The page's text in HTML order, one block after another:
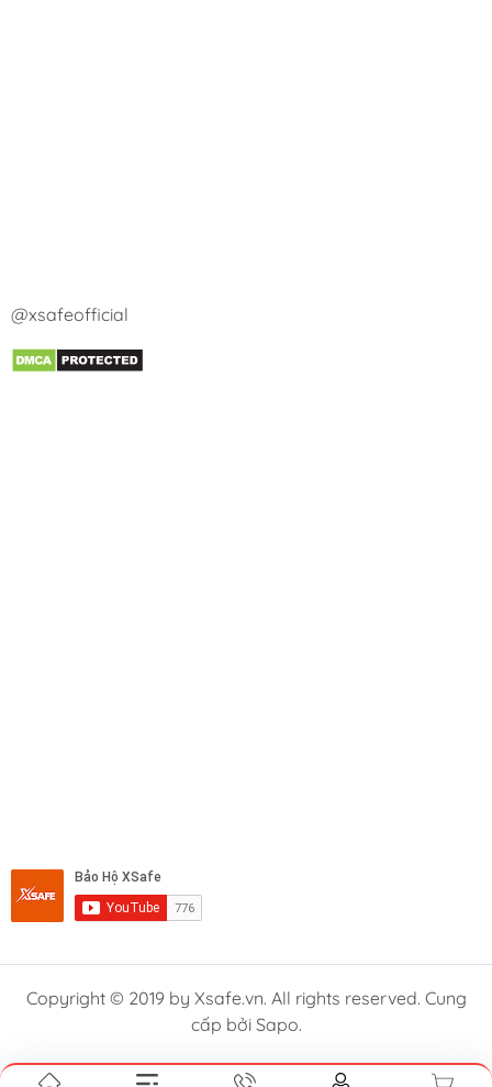
@xsafeofficial
Copyright © 2019 by Xsafe.vn. All rights reserved. Cung
cấp bởi Sapo.